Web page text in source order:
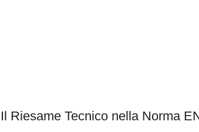
Il Riesame Tecnico nella Norma